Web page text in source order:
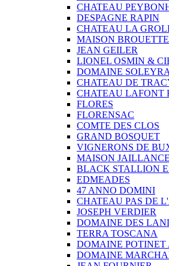
CHATEAU
DESPAGNE RAPIN
CHATEAU LA
MAISON BROUETTE
JEAN GEILER
LIONEL OSMIN &
DOMAINE
CHATEAU DE
CHATEAU LAFONT
FLORES
FLORENSAC
COMTE DES CLOS
GRAND BOSQUET
VIGNERONS DE
MAISON
BLACK STALLION
EDMEADES
47 ANNO DOMINI
CHATEAU PAS DE
JOSEPH VERDIER
DOMAINE DES
TERRA TOSCANA
DOMAINE POTINET
DOMAINE